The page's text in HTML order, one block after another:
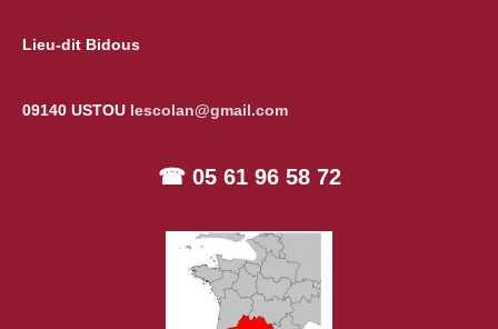
Lieu-dit Bidous
09140 USTOU lescolan@gmail.com
☎ 05 61 96 58 72